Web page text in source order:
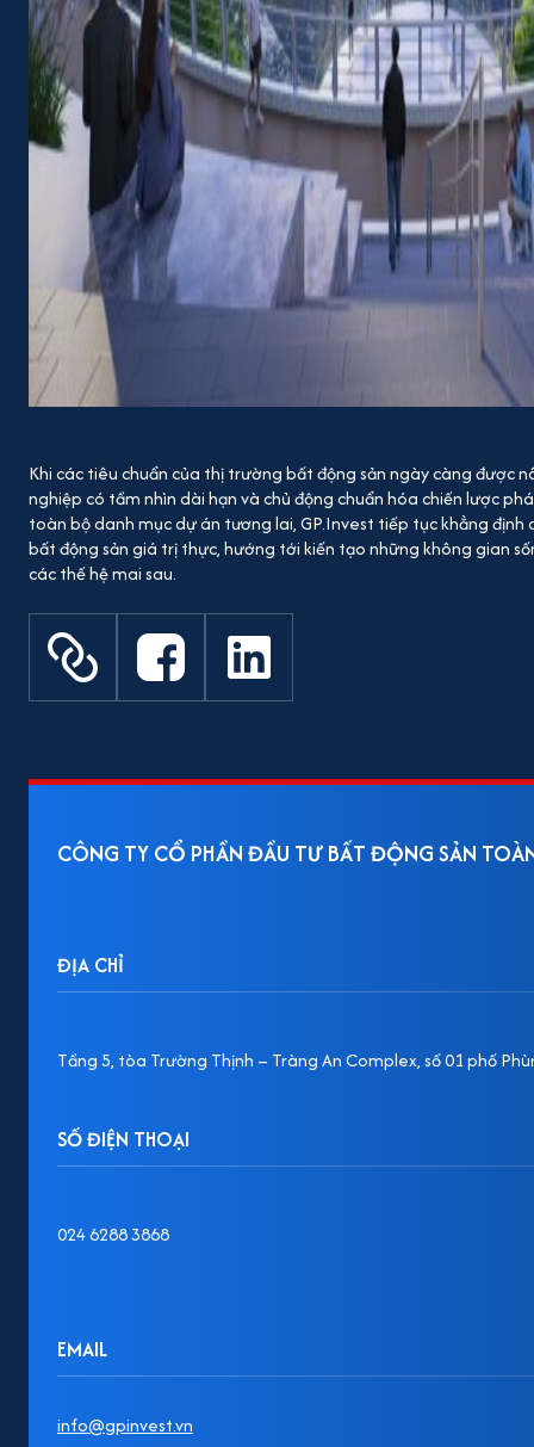
Khi các tiêu chuẩn của thị trường bất động sản ngày càng được
nghiệp có tầm nhìn dài hạn và chủ động chuẩn hóa chiến lược
toàn bộ danh mục dự án tương lai, GP.Invest tiếp tục khẳng
bất động sản giá trị thực, hướng tới kiến tạo những không gian
các thế hệ mai sau.
CÔNG TY CỔ PHẦN ĐẦU TƯ BẤT ĐỘNG SẢN
ĐỊA CHỈ
Tầng 5, tòa Trường Thịnh – Tràng An Complex, số 01 phố
SỐ ĐIỆN THOẠI
024 6288 3868
EMAIL
info@gpinvest.vn